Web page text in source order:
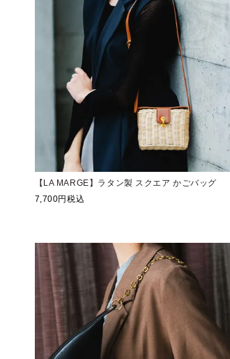
【LA MARGE】ラタン製 スクエア かごバッグ
7,700 税込